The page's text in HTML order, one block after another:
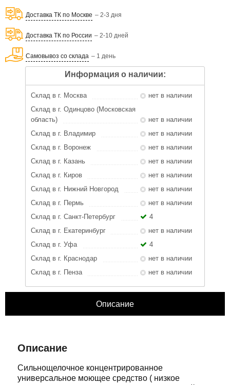
Доставка ТК по Москве – 2-3 дня
Доставка ТК по России – 2-10 дней
Самовывоз со склада – 1 день
Информация о наличии:
Склад в г. Москва
нет в наличии
Склад в г. Одинцово (Московская
область)
нет в наличии
Склад в г. Владимир
нет в наличии
Склад в г. Воронеж
нет в наличии
Склад в г. Казань
нет в наличии
Склад в г. Киров
нет в наличии
Склад в г. Нижний Новгород
нет в наличии
Склад в г. Пермь
нет в наличии
Склад в г. Санкт-Петербург
4
Склад в г. Екатеринбург
нет в наличии
Склад в г. Уфа
4
Склад в г. Краснодар
нет в наличии
Склад в г. Пенза
нет в наличии
Описание
Описание
Сильнощелочное концентрированное
универсальное моющее средство ( низкое